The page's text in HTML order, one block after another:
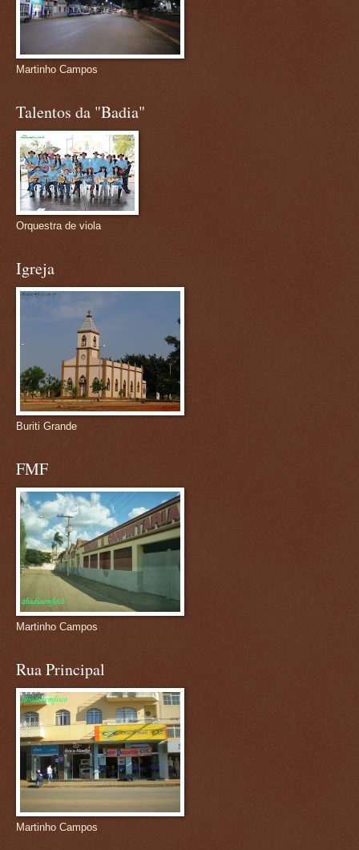
Martinho Campos
Talentos da "Badia"
Orquestra de viola
Igreja
Buriti Grande
FMF
Martinho Campos
Rua Principal
Martinho Campos